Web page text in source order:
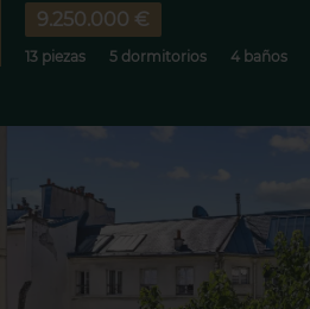
9.250.000 €
13 piezas 5 dormitorios 4 baños